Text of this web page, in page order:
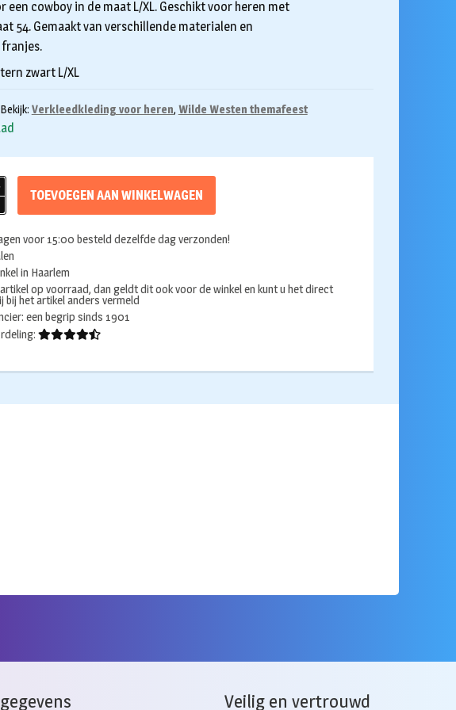
een cowboy in de maat L/XL. Geschikt voor heren met
54. Gemaakt van verschillende materialen en
zwart L/XL
Verkleedkleding voor heren, Wilde Westen themafeest
TOEVOEGEN AAN WINKELWAGEN
voor 15:00 besteld dezelfde dag verzonden!
in Haarlem
op voorraad, dan geldt dit ook voor de winkel en kunt u het direct
bij het artikel anders vermeld
een begrip sinds 1901
Veilig en vertrouwd